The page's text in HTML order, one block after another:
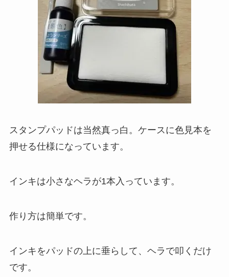
スタンプパッドは当然真っ白。ケースに色見本を
押せる仕様になっています。
インキは小さなヘラが1本入っています。
作り方は簡単です。
インキをパッドの上に垂らして、ヘラで叩くだけ
です。